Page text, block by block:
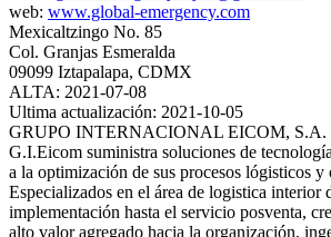
web: www.global-emergency.com
Mexicaltzingo No. 85
Col. Granjas Esmeralda
09099 Iztapalapa, CDMX
ALTA: 2021-07-08
Ultima actualización: 2021-10-05
GRUPO INTERNACIONAL EICOM, S.A.
G.I.Eicom suministra soluciones de
a la optimización de sus procesos lógisticos y
Especializados en el área de logistica interior
implementación hasta el servicio posventa,
alto valor agregado hacia la organización,